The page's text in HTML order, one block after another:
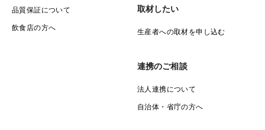
品質保証について
飲食店の方へ
取材したい
生産者への取材を申し込む
連携のご相談
法人連携について
自治体・省庁の方へ